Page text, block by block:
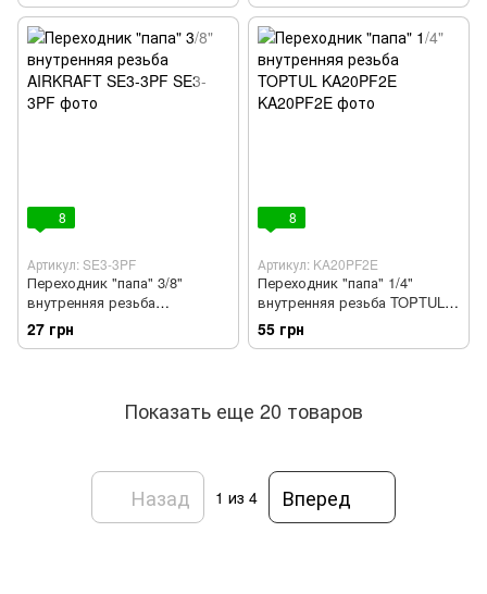
8
Артикул: SE3-3PF
Переходник "папа" 3/8"
внутренняя резьба
AIRKRAFT SE3-3PF
27 грн
8
Артикул: KA20PF2E
Переходник "папа" 1/4"
внутренняя резьба TOPTUL
KA20PF2E
55 грн
Показать еще 20 товаров
Назад 1 из 4 Вперед